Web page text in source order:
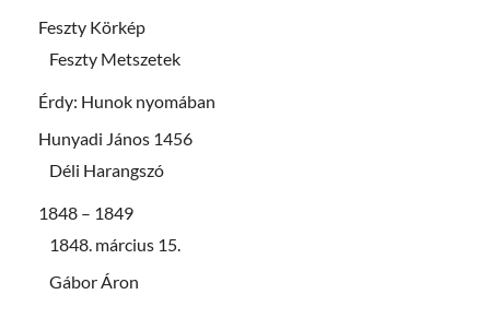
Feszty Körkép
Feszty Metszetek
Érdy: Hunok nyomában
Hunyadi János 1456
Déli Harangszó
1848 – 1849
1848. március 15.
Gábor Áron